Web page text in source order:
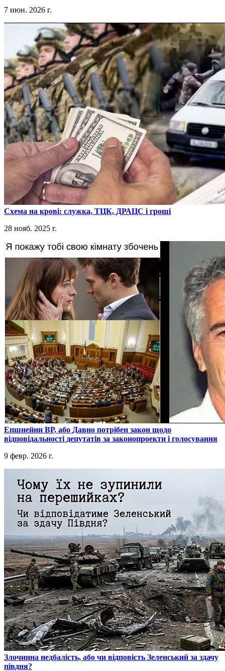
7 июн. 2026 г.
​Схема на крові: служка, ТЦК, ДРАЦС і гроші
28 нояб. 2025 г.
​Епшнейни ВР, або Давно потрібен закон щодо
відповідальності депутатів за законопроекти і голосування
9 февр. 2026 г.
​Злочинна недбалість, або чи відповість Зеленський за здачу
півдня?